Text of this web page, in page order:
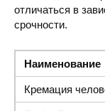
отличаться в
срочности.
Наименование
Кремация